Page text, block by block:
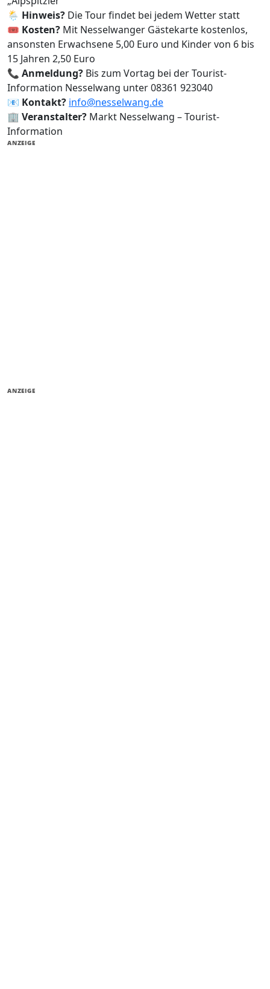
🌦️ Hinweis? Die Tour findet bei jedem Wetter statt
🎟️ Kosten? Mit Nesselwanger Gästekarte kostenlos,
ansonsten Erwachsene 5,00 Euro und Kinder von 6 bis
15 Jahren 2,50 Euro
📞 Anmeldung? Bis zum Vortag bei der Tourist-
Information Nesselwang unter 08361 923040
📧 Kontakt? info@nesselwang.de
🏢 Veranstalter? Markt Nesselwang – Tourist-
Information
ANZEIGE
ANZEIGE